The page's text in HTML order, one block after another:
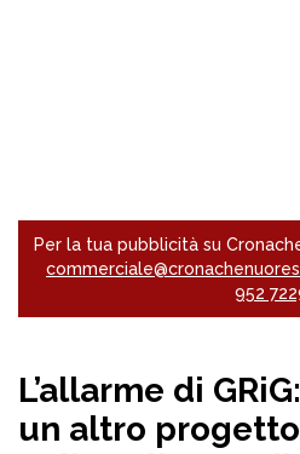
Per la tua pubblicità su
952
L’allarme di
un altro